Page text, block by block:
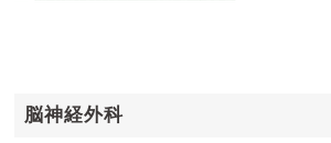
脳神経外科